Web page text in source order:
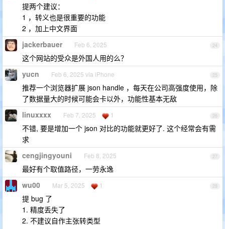
提两个建议：
1 ，转义也是很重要的功能
2 ，加上中文界面
24
jackerbauer Feb 6, 2025
这个网站的受众是外国人用的么？
25
yucn Feb 6, 2025 via iPhone
推荐一个浏览器扩展 json handle ，每天在公司高强度使用，除
了数据量大的时候可能会卡以外，功能性基本无敌
26
linuxxxx Feb 7, 2025 1
不错, 要是增加一个 json 对比的功能就更好了. 这个经常会有需
求
27
cengjingyouni Feb 8, 2025
最好有个取值路径，一劳永逸
28
wu00 Mar 5, 2025 1
提 bug 了
1. 精度丢失了
2. 不建议自作主张转类型